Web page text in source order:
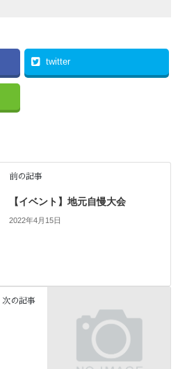
twitter
前の記事
【イベント】地元自慢大会
2022年4月15日
次の記事